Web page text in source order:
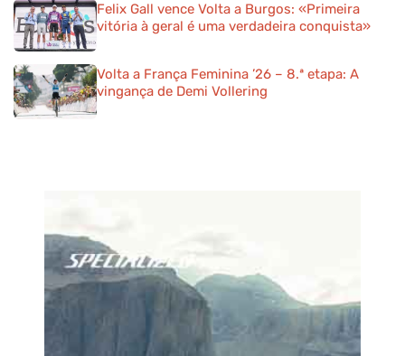
Felix Gall vence Volta a Burgos: «Primeira
vitória à geral é uma verdadeira conquista»
Volta a França Feminina ’26 – 8.ª etapa: A
vingança de Demi Vollering